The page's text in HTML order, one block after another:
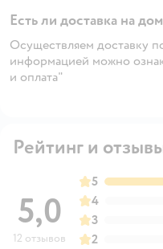
Есть ли доставка на
Осуществляем доставку
информацией можно
и оплата"
Рейтинг и
5,0
12 отзывов
5
4
3
2